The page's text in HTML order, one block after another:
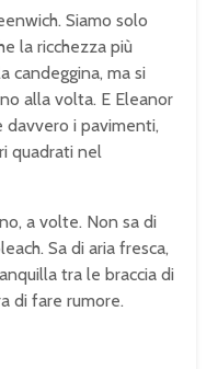
Siamo solo
la ricchezza più
candeggina, ma si
alla volta. E Eleanor
davvero i pavimenti,
quadrati nel
a volte. Non sa di
Sa di aria fresca,
tra le braccia di
di fare rumore.